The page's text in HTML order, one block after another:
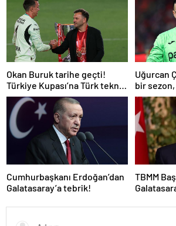
Okan Buruk tarihe geçti!
Türkiye Kupası’na Türk teknik
adam damgası
Uğurcan
bir
Cumhurbaşkanı Erdoğan’dan
Galatasaray’a tebrik!
TBMM